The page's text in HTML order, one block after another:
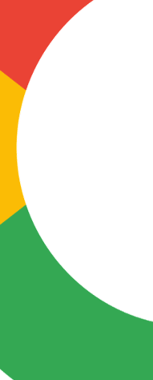
La Sole en Cadena 3